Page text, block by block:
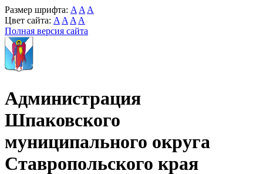
Размер шрифта: A A A
Цвет сайта: A A A A
Полная версия сайта
Администрация
Шпаковского
муниципального округа
Ставропольского края